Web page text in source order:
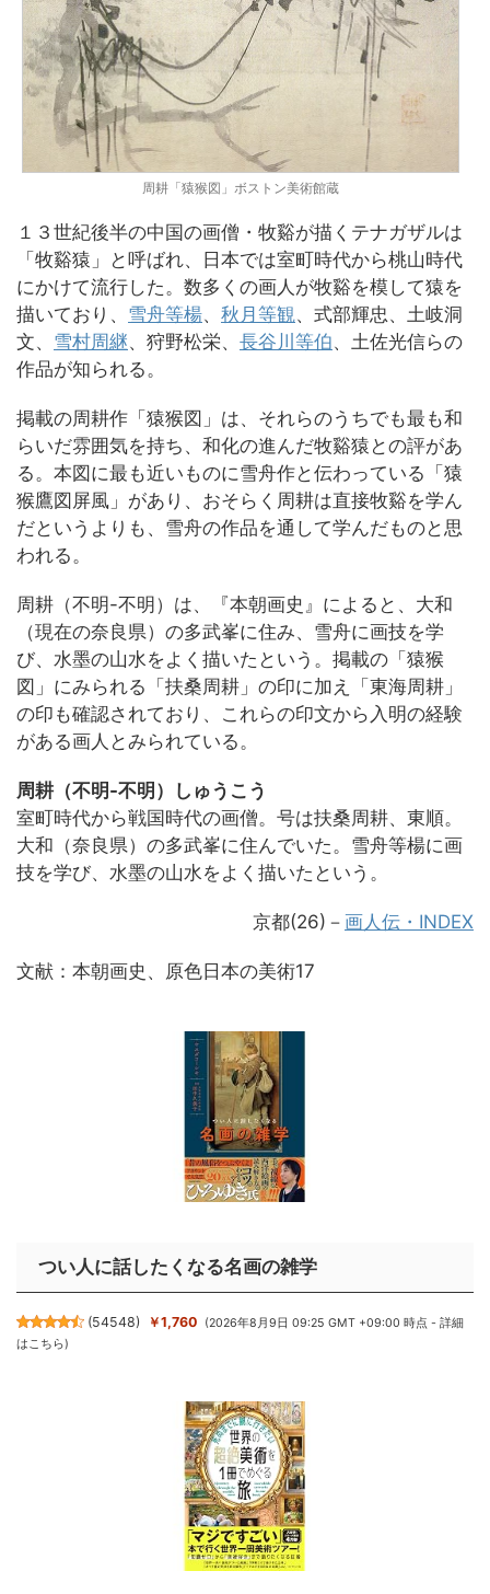
周耕「猿猴図」ボストン美術館蔵
１３世紀後半の中国の画僧・牧谿が描くテナガザルは
「牧谿猿」と呼ばれ、日本では室町時代から桃山時代
にかけて流行した。数多くの画人が牧谿を模して猿を
描いており、 雪舟等楊、 秋月等観、式部輝忠、土岐洞
文、 雪村周継、狩野松栄、 長谷川等伯、土佐光信らの
作品が知られる。
掲載の周耕作「猿猴図」は、それらのうちでも最も和
らいだ雰囲気を持ち、和化の進んだ牧谿猿との評があ
る。本図に最も近いものに雪舟作と伝わっている「猿
猴鷹図屏風」があり、おそらく周耕は直接牧谿を学ん
だというよりも、雪舟の作品を通して学んだものと思
われる。
周耕（不明-不明）は、『本朝画史』によると、大和
（現在の奈良県）の多武峯に住み、雪舟に画技を学
び、水墨の山水をよく描いたという。掲載の「猿猴
図」にみられる「扶桑周耕」の印に加え「東海周耕」
の印も確認されており、これらの印文から入明の経験
がある画人とみられている。
周耕（不明-不明）しゅうこう
室町時代から戦国時代の画僧。号は扶桑周耕、東順。
大和（奈良県）の多武峯に住んでいた。雪舟等楊に画
技を学び、水墨の山水をよく描いたという。
京都(26)－ 画人伝・INDEX
文献：本朝画史、原色日本の美術17
つい人に話したくなる名画の雑学
(54548) ￥1,760 (2026年8月9日 09:25 GMT +09:00 時点 -詳細
はこちら)